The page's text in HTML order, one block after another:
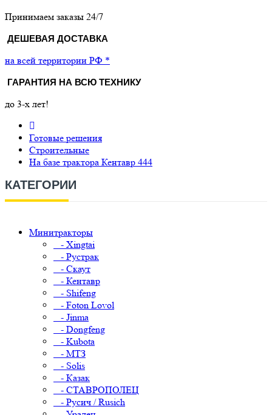
Принимаем заказы 24/7
ДЕШЕВАЯ ДОСТАВКА
на всей территории РФ *
ГАРАНТИЯ НА ВСЮ ТЕХНИКУ
до 3-х лет!
Готовые решения
Строительные
На базе трактора Кентавр 444
КАТЕГОРИИ
Минитракторы
- Xingtai
- Рустрак
- Скаут
- Кентавр
- Shifeng
- Foton Lovol
- Jinma
- Dongfeng
- Kubota
- МТЗ
- Solis
- Казак
- СТАВРОПОЛЕЦ
- Русич / Rusich